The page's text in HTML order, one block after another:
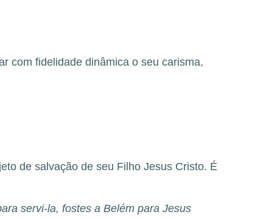
com fidelidade dinâmica o seu carisma,
de salvação de seu Filho Jesus Cristo. É
servi-la, fostes a Belém para Jesus